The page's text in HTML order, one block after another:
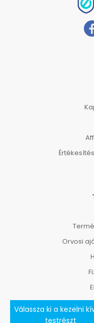
Válassza ki a kezelni
testrészt
Orvosi